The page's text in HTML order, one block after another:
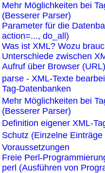
Mehr Möglichkeiten bei
(Besserer Parser)
Parameter für die
action=..., do_all)
Was ist XML? Wozu
Unterschiede zwischen
Aufruf über Browser (URL)
parse - XML-Texte
Tag-Datenbanken
Mehr Möglichkeiten bei
(Besserer Parser)
Definition eigener XML-
Schutz (Einzelne
Voraussetzungen
Freie Perl-
perl (Ausführen von